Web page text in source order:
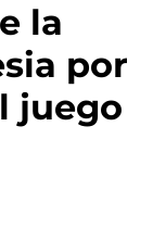
la
por
juego